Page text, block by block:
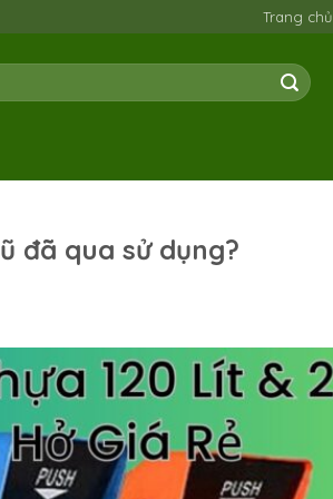
Trang chủ
đã qua sử dụng?